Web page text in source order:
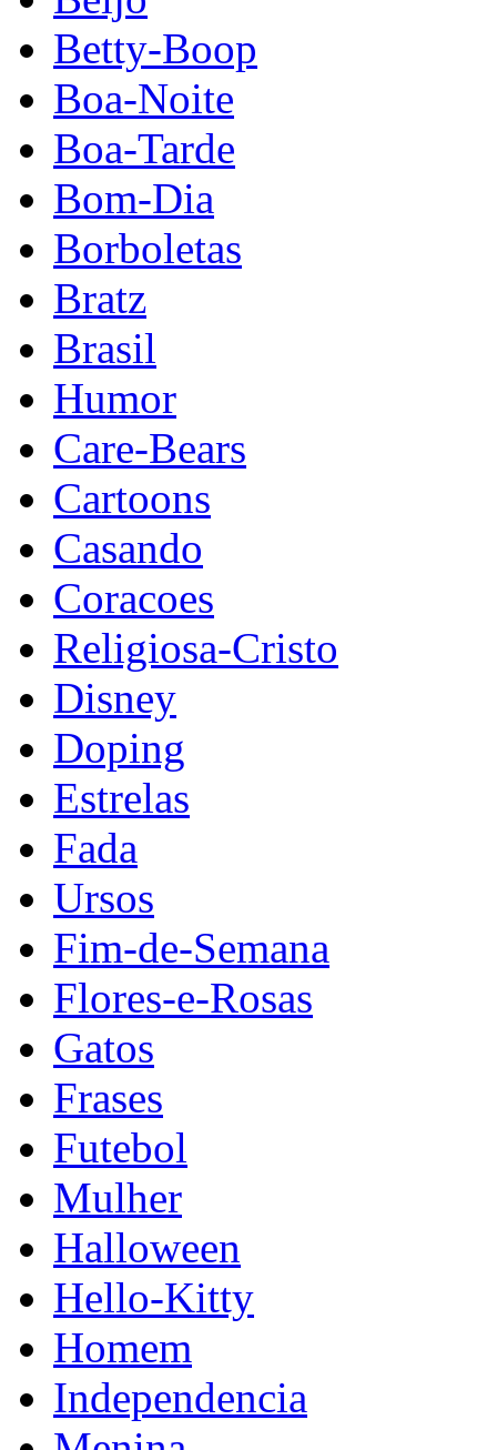
Betty-Boop
Boa-Noite
Boa-Tarde
Bom-Dia
Borboletas
Bratz
Brasil
Humor
Care-Bears
Cartoons
Casando
Coracoes
Religiosa-Cristo
Disney
Doping
Estrelas
Fada
Ursos
Fim-de-Semana
Flores-e-Rosas
Gatos
Frases
Futebol
Mulher
Halloween
Hello-Kitty
Homem
Independencia